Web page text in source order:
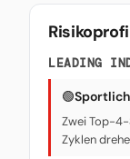
LEADING
🟢
Zwei Top-4-
Zyklen